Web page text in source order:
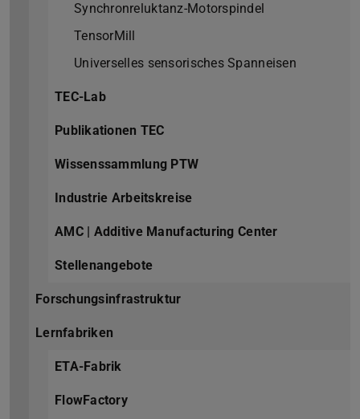
Synchronreluktanz-Motorspindel
TensorMill
Universelles sensorisches Spanneisen
TEC-Lab
Publikationen TEC
Wissenssammlung PTW
Industrie Arbeitskreise
AMC | Additive Manufacturing Center
Stellenangebote
Forschungsinfrastruktur
Lernfabriken
ETA-Fabrik
FlowFactory